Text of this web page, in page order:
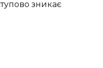
зникає